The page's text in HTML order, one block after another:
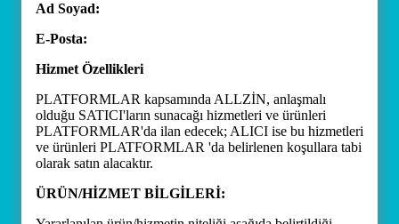
Ad Soyad:
E-Posta:
Hizmet Özellikleri
PLATFORMLAR kapsamında ALLZİN, anlaşmalı
olduğu SATICI'ların sunacağı hizmetleri ve ürünleri
PLATFORMLAR'da ilan edecek; ALICI ise bu hizmetleri
ve ürünleri PLATFORMLAR 'da belirlenen koşullara tabi
olarak satın alacaktır.
ÜRÜN/HİZMET BİLGİLERİ: